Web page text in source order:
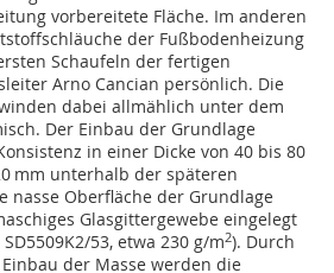
vorbereitete Fläche. Im anderen
der Fußbodenheizung
Schaufeln der fertigen
Arno Cancian persönlich. Die
dabei allmählich unter dem
Der Einbau der Grundlage
in einer Dicke von 40 bis 80
mm unterhalb der späteren
nasse Oberfläche der Grundlage
Glasgittergewebe eingelegt
53, etwa 230 g/m2). Durch
der Masse werden die